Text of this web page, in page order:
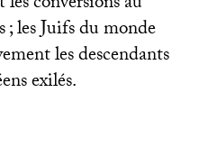
; les Juifs du monde
les descendants
exilés.